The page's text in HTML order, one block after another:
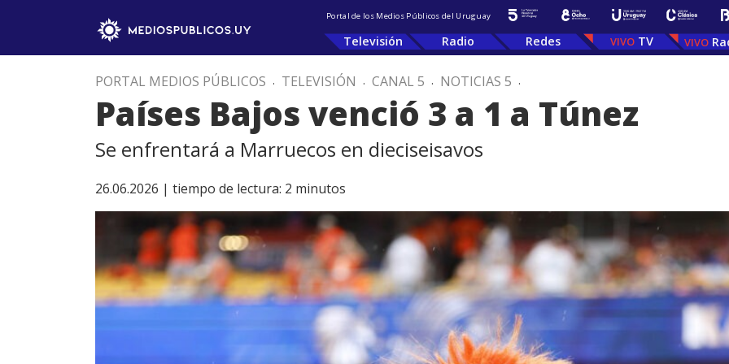
Portal de los Medios Públicos del Uruguay
Televisión Radio Redes TV
PORTAL MEDIOS PÚBLICOS . TELEVISIÓN . CANAL 5 . NOTICIAS 5 .
Países Bajos venció 3 a 1 a Túnez
Se enfrentará a Marruecos en dieciseisavos
26.06.2026 | tiempo de lectura: 2 minutos